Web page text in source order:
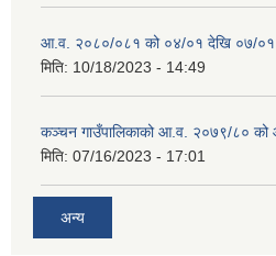
आ.व. २०८०/०८१ को ०४/०१ देखि ०७/०१
मिति: 10/18/2023 - 14:49
कञ्‍चन गाउँपालिकाको आ.व. २०७९/८० को
मिति: 07/16/2023 - 17:01
अन्य